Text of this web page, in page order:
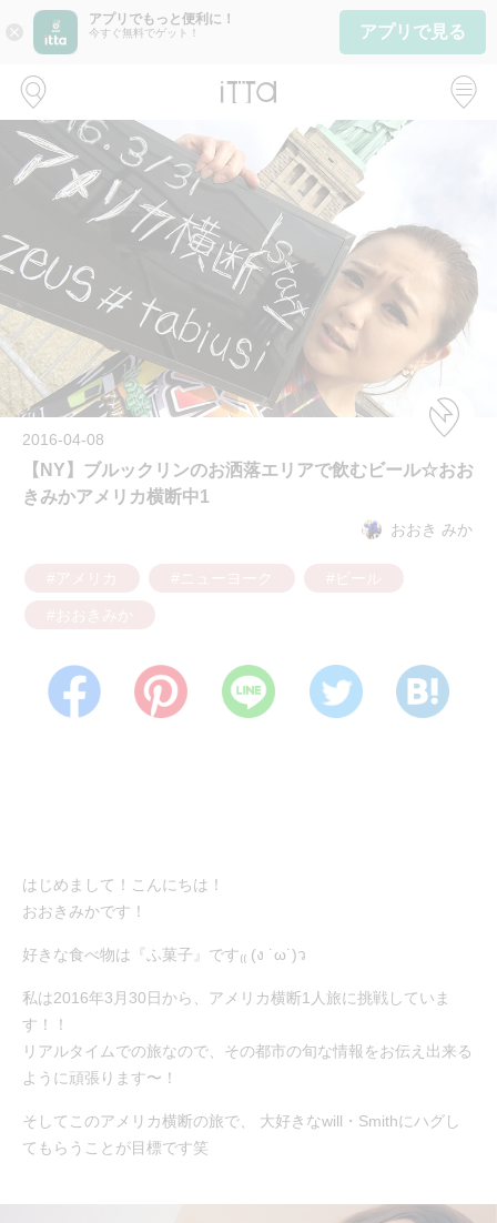
close
アプリでもっと便利に！
今すぐ無料でゲット！ アプリで見る
2016-04-08
【NY】ブルックリンのお洒落エリアで飲むビール☆おお
きみかアメリカ横断中1
おおき みか
はじめまして！こんにちは！
おおきみかです！
好きな食べ物は『ふ菓子』です₍₍ (ง ˙ω˙)ว
私は2016年3月30日から、アメリカ横断1人旅に挑戦していま
す！！
リアルタイムでの旅なので、その都市の旬な情報をお伝え出来る
ように頑張ります〜！
そしてこのアメリカ横断の旅で、 大好きなwill・Smithにハグし
てもらうことが目標です笑